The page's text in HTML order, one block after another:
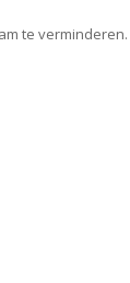
te verminderen.